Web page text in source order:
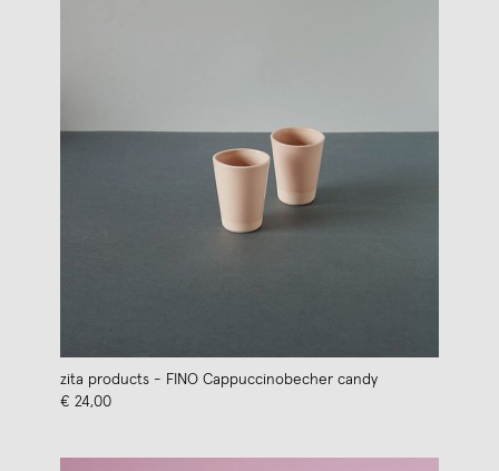
zita products - FINO Cappuccinobecher candy
€ 24,00